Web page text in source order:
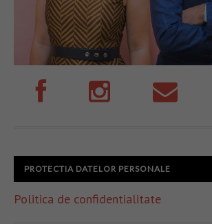
PROTECTIA DATELOR PERSONALE
Politica de confidentialitate